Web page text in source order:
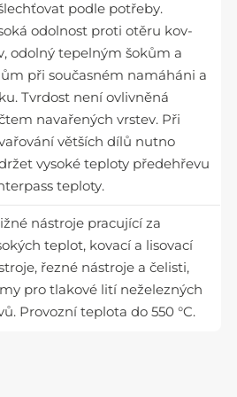
podle potřeby.
odolnost proti otěru kov-
odolný tepelným šokům a
při současném namáháni a
Tvrdost není ovlivněná
navařených vrstev. Při
větších dílů nutno
vysoké teploty předehřevu
teploty.
nástroje pracující za
teplot, kovací a lisovací
řezné nástroje a čelisti,
pro tlakové lití neželezných
Provozní teplota do 550 °C.